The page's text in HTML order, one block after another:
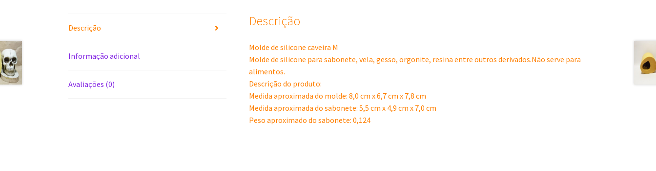
Descrição
Informação adicional
Avaliações (0)
Descrição
Molde de silicone caveira M
Molde de silicone para sabonete, vela, gesso, orgonite, resina entre outros derivados.Não serve para
alimentos.
Descrição do produto:
Medida aproximada do molde: 8,0 cm x 6,7 cm x 7,8 cm
Medida aproximada do sabonete: 5,5 cm x 4,9 cm x 7,0 cm
Peso aproximado do sabonete: 0,124